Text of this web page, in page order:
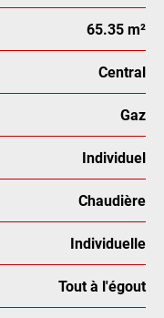
65.35 m²
Central
Gaz
Individuel
Chaudière
Individuelle
Tout à l'égout